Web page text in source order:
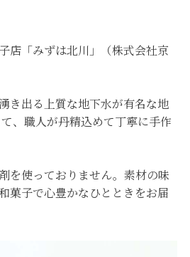
店「みずは北川」（株式会社京
き出る上質な地下水が有名な地
、職人が丹精込めて丁寧に手作
を使っておりません。素材の味
菓子で心豊かなひとときをお届